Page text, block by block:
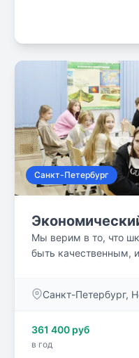
обучения, методы
образовательные
Санкт-Петербург
Мы верим в то, что
быть качественным,
образовательную
Санкт-Петербург,
361 400 руб
в год